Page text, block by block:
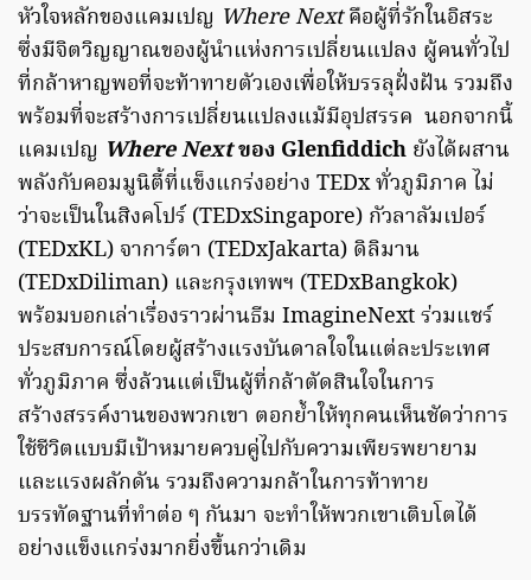
หัวใจหลักของแคมเปญ Where Nextคือผู้ที่รักในอิสระ
ซึ่งมีจิตวิญญาณของผู้นำแห่งการเปลี่ยนแปลง ผู้คนทั่วไป
ที่กล้าหาญพอที่จะท้าทายตัวเองเพื่อให้บรรลุฝั่งฝัน รวมถึง
พร้อมที่จะสร้างการเปลี่ยนแปลงแม้มีอุปสรรค นอกจากนี้
แคมเปญ Where Nextของ Glenfiddich ยังได้ผสาน
พลังกับคอมมูนิตี้ที่แข็งแกร่งอย่าง TEDx ทั่วภูมิภาค ไม่
ว่าจะเป็นในสิงคโปร์ (TEDxSingapore) กัวลาลัมเปอร์
(TEDxKL) จาการ์ตา (TEDxJakarta) ดิลิมาน
(TEDxDiliman) และกรุงเทพฯ (TEDxBangkok)
พร้อมบอกเล่าเรื่องราวผ่านธีม ImagineNext ร่วมแชร์
ประสบการณ์โดยผู้สร้างแรงบันดาลใจในแต่ละประเทศ
ทั่วภูมิภาค ซึ่งล้วนแต่เป็นผู้ที่กล้าตัดสินใจในการ
สร้างสรรค์งานของพวกเขา ตอกย้ำให้ทุกคนเห็นชัดว่าการ
ใช้ชีวิตแบบมีเป้าหมายควบคู่ไปกับความเพียรพยายาม
และแรงผลักดัน รวมถึงความกล้าในการท้าทาย
บรรทัดฐานที่ทำต่อ ๆ กันมา จะทำให้พวกเขาเติบโตได้
อย่างแข็งแกร่งมากยิ่งขึ้นกว่าเดิม